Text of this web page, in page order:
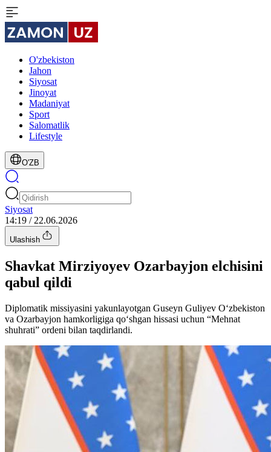
O'zbekiston
Jahon
Siyosat
Jinoyat
Madaniyat
Sport
Salomatlik
Lifestyle
O'ZB
Siyosat
14:19 / 22.06.2026
Ulashish
Shavkat Mirziyoyev Ozarbayjon elchisini
qabul qildi
Diplomatik missiyasini yakunlayotgan Guseyn Guliyev O‘zbekiston
va Ozarbayjon hamkorligiga qo‘shgan hissasi uchun “Mehnat
shuhrati” ordeni bilan taqdirlandi.